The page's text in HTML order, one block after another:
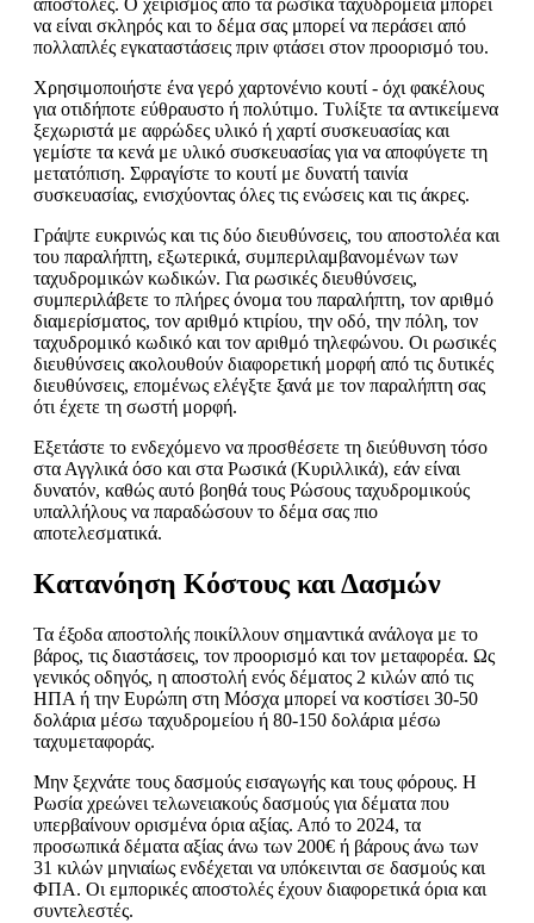
αποστολές. Ο χειρισμός από τα ρωσικά ταχυδρομεία μπορεί
να είναι σκληρός και το δέμα σας μπορεί να περάσει από
πολλαπλές εγκαταστάσεις πριν φτάσει στον προορισμό του.
Χρησιμοποιήστε ένα γερό χαρτονένιο κουτί - όχι φακέλους
για οτιδήποτε εύθραυστο ή πολύτιμο. Τυλίξτε τα αντικείμενα
ξεχωριστά με αφρώδες υλικό ή χαρτί συσκευασίας και
γεμίστε τα κενά με υλικό συσκευασίας για να αποφύγετε τη
μετατόπιση. Σφραγίστε το κουτί με δυνατή ταινία
συσκευασίας, ενισχύοντας όλες τις ενώσεις και τις άκρες.
Γράψτε ευκρινώς και τις δύο διευθύνσεις, του αποστολέα και
του παραλήπτη, εξωτερικά, συμπεριλαμβανομένων των
ταχυδρομικών κωδικών. Για ρωσικές διευθύνσεις,
συμπεριλάβετε το πλήρες όνομα του παραλήπτη, τον αριθμό
διαμερίσματος, τον αριθμό κτιρίου, την οδό, την πόλη, τον
ταχυδρομικό κωδικό και τον αριθμό τηλεφώνου. Οι ρωσικές
διευθύνσεις ακολουθούν διαφορετική μορφή από τις δυτικές
διευθύνσεις, επομένως ελέγξτε ξανά με τον παραλήπτη σας
ότι έχετε τη σωστή μορφή.
Εξετάστε το ενδεχόμενο να προσθέσετε τη διεύθυνση τόσο
στα Αγγλικά όσο και στα Ρωσικά (Κυριλλικά), εάν είναι
δυνατόν, καθώς αυτό βοηθά τους Ρώσους ταχυδρομικούς
υπαλλήλους να παραδώσουν το δέμα σας πιο
αποτελεσματικά.
Κατανόηση Κόστους και Δασμών
Τα έξοδα αποστολής ποικίλλουν σημαντικά ανάλογα με το
βάρος, τις διαστάσεις, τον προορισμό και τον μεταφορέα. Ως
γενικός οδηγός, η αποστολή ενός δέματος 2 κιλών από τις
ΗΠΑ ή την Ευρώπη στη Μόσχα μπορεί να κοστίσει 30-50
δολάρια μέσω ταχυδρομείου ή 80-150 δολάρια μέσω
ταχυμεταφοράς.
Μην ξεχνάτε τους δασμούς εισαγωγής και τους φόρους. Η
Ρωσία χρεώνει τελωνειακούς δασμούς για δέματα που
υπερβαίνουν ορισμένα όρια αξίας. Από το 2024, τα
προσωπικά δέματα αξίας άνω των 200€ ή βάρους άνω των
31 κιλών μηνιαίως ενδέχεται να υπόκεινται σε δασμούς και
ΦΠΑ. Οι εμπορικές αποστολές έχουν διαφορετικά όρια και
συντελεστές.